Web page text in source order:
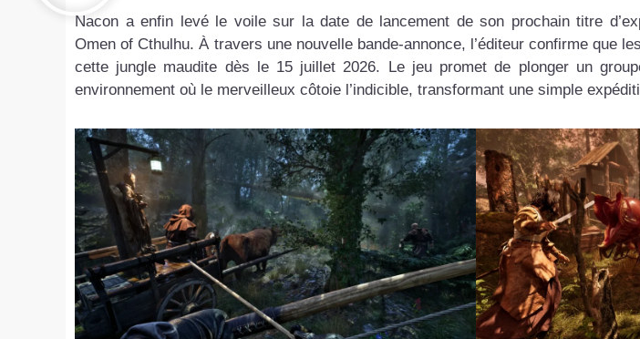
Nacon a enfin levé le voile sur la date de lancement de son prochain titre
Omen of Cthulhu. À travers une nouvelle bande-annonce, l’éditeur confirme que
cette jungle maudite dès le 15 juillet 2026. Le jeu promet de plonger un
environnement où le merveilleux côtoie l’indicible, transformant une simple